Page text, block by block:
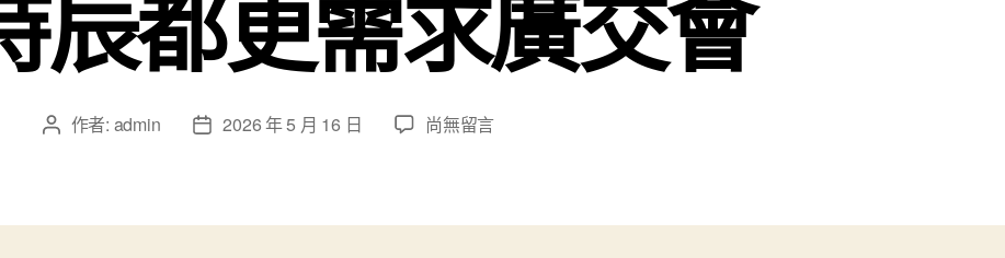
文 作者: admin
文
日
2026 年 5 月 16 日
在
美
尚無留言